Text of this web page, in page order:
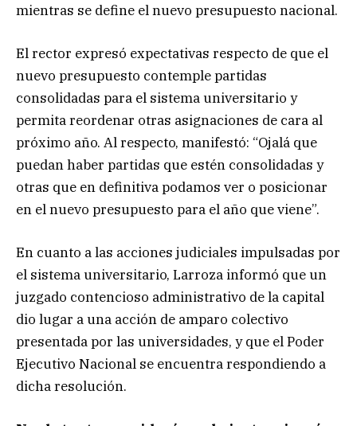
mientras se define el nuevo presupuesto nacional.
El rector expresó expectativas respecto de que el
nuevo presupuesto contemple partidas
consolidadas para el sistema universitario y
permita reordenar otras asignaciones de cara al
próximo año. Al respecto, manifestó: “Ojalá que
puedan haber partidas que estén consolidadas y
otras que en definitiva podamos ver o posicionar
en el nuevo presupuesto para el año que viene”.
En cuanto a las acciones judiciales impulsadas por
el sistema universitario, Larroza informó que un
juzgado contencioso administrativo de la capital
dio lugar a una acción de amparo colectivo
presentada por las universidades, y que el Poder
Ejecutivo Nacional se encuentra respondiendo a
dicha resolución.